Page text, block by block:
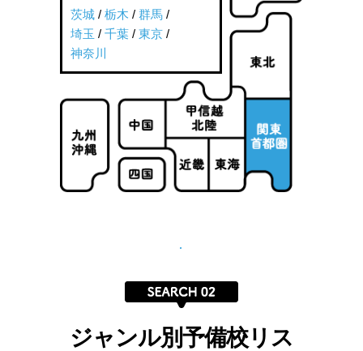
茨城 / 栃木 / 群馬 /
埼玉 / 千葉 / 東京 /
神奈川
ジャンル別予備校リス